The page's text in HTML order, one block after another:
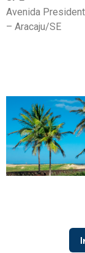
Avenida
– Aracaju/SE